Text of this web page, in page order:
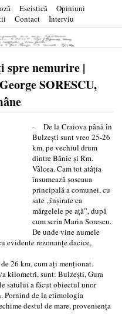
Eseistică
Opiniuni
Contact Interviu
spre nemurire |
SORESCU,
- De la Craiova până în
Bulzeşti sunt vreo 25-26
km, pe vechiul drum
dintre Bănie şi Rm.
Vâlcea. Cam tot atâţia
însumează şoseaua
principală a comunei, cu
sate ,,înşirate ca
mărgelele pe aţă”, după
cum scria Marin Sorescu.
De unde vine numele
evidente rezonanţe dacice,
26 km, cum aţi menţionat.
kilometri, sunt: Bulzeşti, Gura
satului a făcut obiectul unor
Pornind de la etimologia
destul de mare, provenienţa